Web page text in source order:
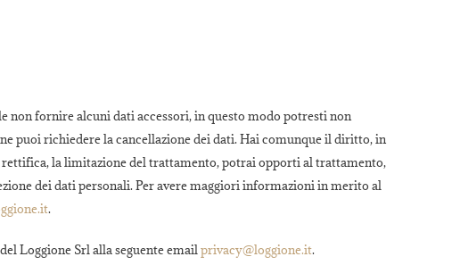
non fornire alcuni dati accessori, in questo modo potresti non
puoi richiedere la cancellazione dei dati. Hai comunque il diritto, in
rettifica, la limitazione del trattamento, potrai opporti al trattamento,
dei dati personali. Per avere maggiori informazioni in merito al
.
Loggione Srl alla seguente emailprivacy@loggione.it.